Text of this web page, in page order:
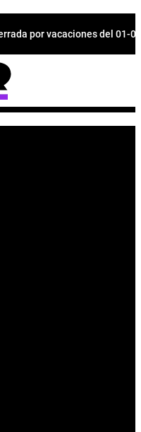
por vacaciones del 01-